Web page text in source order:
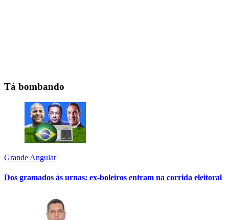
Tá bombando
Grande Angular
Dos gramados às urnas: ex-boleiros entram na corrida eleitoral